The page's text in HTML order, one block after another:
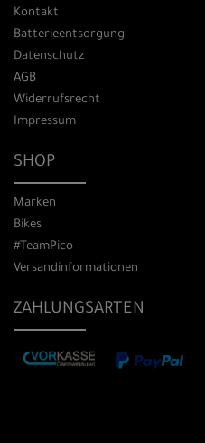
Kontakt
Batterieentsorgung
Datenschutz
AGB
Widerrufsrecht
Impressum
SHOP
Marken
Bikes
#TeamPico
Versandinformationen
ZAHLUNGSARTEN